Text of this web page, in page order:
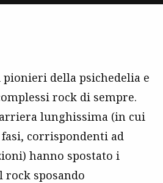
pionieri della psichedelia e
rock di sempre.
lunghissima (in cui
corrispondenti ad
hanno spostato i
sposando